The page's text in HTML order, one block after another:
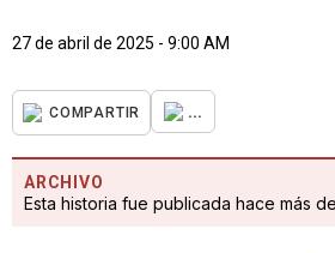
27 de abril de 2025 - 9:00 AM
COMPARTIR ...
ARCHIVO
Esta historia fue publicada hace más